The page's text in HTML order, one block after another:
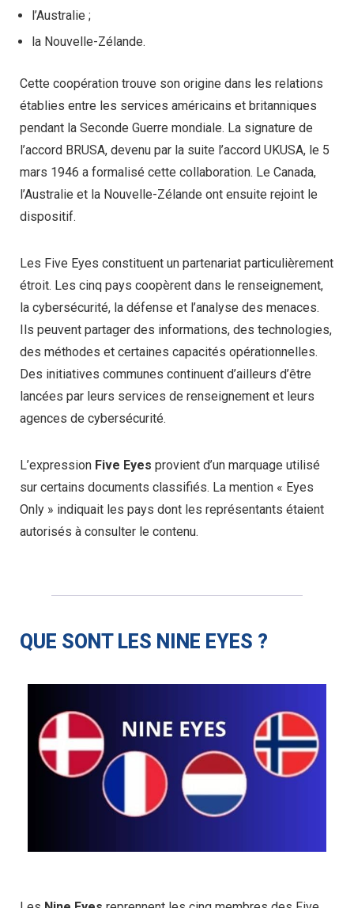
l’Australie ;
la Nouvelle-Zélande.
Cette coopération trouve son origine dans les relations
établies entre les services américains et britanniques
pendant la Seconde Guerre mondiale. La signature de
l’accord BRUSA, devenu par la suite l’accord UKUSA, le 5
mars 1946 a formalisé cette collaboration. Le Canada,
l’Australie et la Nouvelle-Zélande ont ensuite rejoint le
dispositif.
Les Five Eyes constituent un partenariat particulièrement
étroit. Les cinq pays coopèrent dans le renseignement,
la cybersécurité, la défense et l’analyse des menaces.
Ils peuvent partager des informations, des technologies,
des méthodes et certaines capacités opérationnelles.
Des initiatives communes continuent d’ailleurs d’être
lancées par leurs services de renseignement et leurs
agences de cybersécurité.
L’expression Five Eyes provient d’un marquage utilisé
sur certains documents classifiés. La mention « Eyes
Only » indiquait les pays dont les représentants étaient
autorisés à consulter le contenu.
QUE SONT LES NINE EYES ?